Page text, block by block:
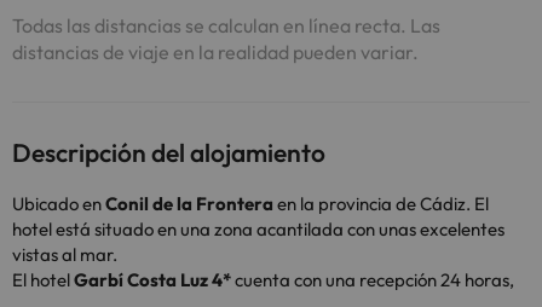
Todas las distancias se calculan en línea recta. Las
distancias de viaje en la realidad pueden variar.
Descripción del alojamiento
Ubicado enConil de la Frontera en la provincia de Cádiz. El
hotel está situado en una zona acantilada con unas excelentes
vistas al mar.
El hotelGarbí Costa Luz 4*cuenta con una recepción 24 horas,